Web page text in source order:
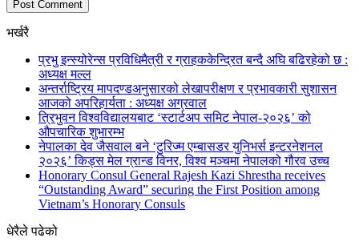
भर्खरै
प्रभु इन्स्योरेन्स प्रविधिमैत्री र ग्राहककेन्द्रित बन्दै अघि बढिरहेको छ :
अध्यक्ष मल्ल
अन्तर्राष्ट्रिय मापदण्डअनुसारको लेखापरीक्षण र प्रभावकारी सुशासन
आजको अपरिहार्यता : अध्यक्ष अग्रवाल
त्रिभुवन विश्वविद्यालयबाट ‘स्टार्टअप समिट नेपाल-२०२६’ को
औपचारिक शुभारम्भ
नेपालका देव जैसवाल बने ‘टुरिज्म एम्बासडर युनिभर्स इन्टरनेशनल
२०२६’ किड्स मेल ग्रान्ड विनर, विश्व मञ्चमा नेपालको गौरव उच्च
Honorary Consul General Rajesh Kazi Shrestha receives
“Outstanding Award” securing the First Position among
Vietnam’s Honorary Consuls
धेरैले पढेको